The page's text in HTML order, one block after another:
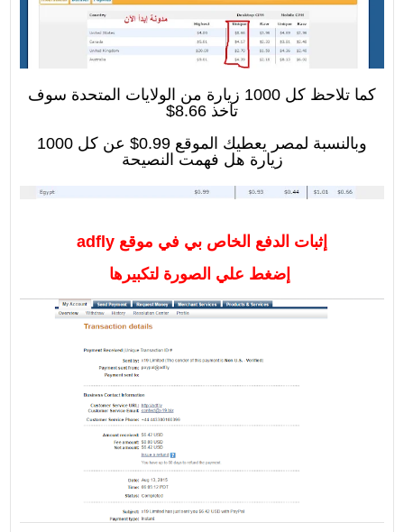
كما تلاحظ كل 1000 زيارة من الولايات المتحدة سوف
تاخذ 8.66$
وبالنسبة لمصر يعطيك الموقع 0.99$ عن كل 1000
زيارة هل فهمت النصيحة
إثبات الدفع الخاص بي في موقع adfly
إضغط علي الصورة لتكبيرها